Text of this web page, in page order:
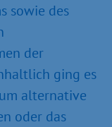
sowie des
der
ging es
alternative
oder das